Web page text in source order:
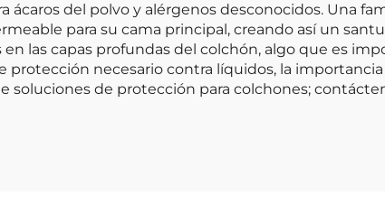
ácaros del polvo y alérgenos desconocidos. Una
para su cama principal, creando así un
las capas profundas del colchón, algo que es
protección necesario contra líquidos, la
soluciones de protección para colchones;